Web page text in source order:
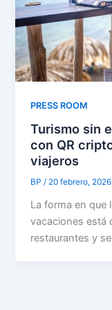
PRESS ROOM
Turismo sin
con QR
viajeros
BP/ 20 febrero, 2026
La forma en que
vacaciones está
restaurantes y